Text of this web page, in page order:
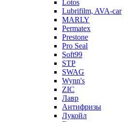
Lotos
Lubrifilm, AVA-car
MARLY
Permatex
Prestone
Pro Seal
Soft99
STP
SWAG
Wynn's
ZIC
Лавр
Антифризы
Лукойл